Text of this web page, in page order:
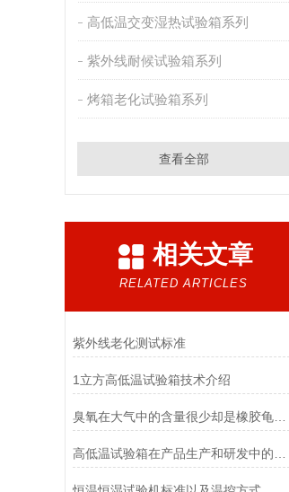
高低温交变湿热试验箱系列
紫外线耐候试验箱系列
烤箱老化试验箱系列
查看全部
相关文章
RELATED ARTICLES
紫外线老化测试标准
1立方高低温试验箱技术介绍
臭氧在大气中的含量很少却是橡胶龟裂的主要因素_臭氧老化试验箱